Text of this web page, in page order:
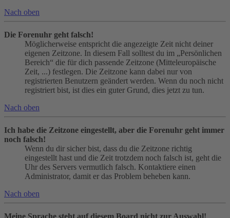
Nach oben
Die Forenuhr geht falsch!
Möglicherweise entspricht die angezeigte Zeit nicht deiner
eigenen Zeitzone. In diesem Fall solltest du im „Persönlichen
Bereich“ die für dich passende Zeitzone (Mitteleuropäische
Zeit, ...) festlegen. Die Zeitzone kann dabei nur von
registrierten Benutzern geändert werden. Wenn du noch nicht
registriert bist, ist dies ein guter Grund, dies jetzt zu tun.
Nach oben
Ich habe die Zeitzone eingestellt, aber die Forenuhr geht immer
noch falsch!
Wenn du dir sicher bist, dass du die Zeitzone richtig
eingestellt hast und die Zeit trotzdem noch falsch ist, geht die
Uhr des Servers vermutlich falsch. Kontaktiere einen
Administrator, damit er das Problem beheben kann.
Nach oben
Meine Sprache steht auf diesem Board nicht zur Auswahl!